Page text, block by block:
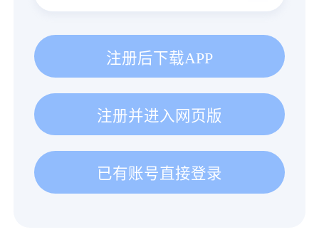
注册后下载APP
注册并进入网页版
已有账号直接登录